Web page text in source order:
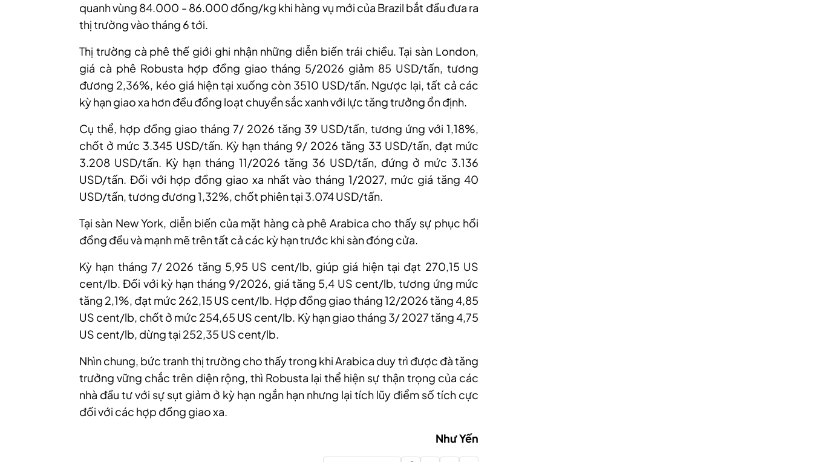
quanh vùng 84.000 - 86.000 đồng/kg khi hàng vụ mới của Brazil bắt đầu đưa ra
thị trường vào tháng 6 tới.
Thị trường cà phê thế giới ghi nhận những diễn biến trái chiều. Tại sàn London,
giá cà phê Robusta hợp đồng giao tháng 5/2026 giảm 85 USD/tấn, tương
đương 2,36%, kéo giá hiện tại xuống còn 3510 USD/tấn. Ngược lại, tất cả các
kỳ hạn giao xa hơn đều đồng loạt chuyển sắc xanh với lực tăng trưởng ổn định.
Cụ thể, hợp đồng giao tháng 7/ 2026 tăng 39 USD/tấn, tương ứng với 1,18%,
chốt ở mức 3.345 USD/tấn. Kỳ hạn tháng 9/ 2026 tăng 33 USD/tấn, đạt mức
3.208 USD/tấn. Kỳ hạn tháng 11/2026 tăng 36 USD/tấn, đứng ở mức 3.136
USD/tấn. Đối với hợp đồng giao xa nhất vào tháng 1/2027, mức giá tăng 40
USD/tấn, tương đương 1,32%, chốt phiên tại 3.074 USD/tấn.
Tại sàn New York, diễn biến của mặt hàng cà phê Arabica cho thấy sự phục hồi
đồng đều và mạnh mẽ trên tất cả các kỳ hạn trước khi sàn đóng cửa.
Kỳ hạn tháng 7/ 2026 tăng 5,95 US cent/lb, giúp giá hiện tại đạt 270,15 US
cent/lb. Đối với kỳ hạn tháng 9/2026, giá tăng 5,4 US cent/lb, tương ứng mức
tăng 2,1%, đạt mức 262,15 US cent/lb. Hợp đồng giao tháng 12/2026 tăng 4,85
US cent/lb, chốt ở mức 254,65 US cent/lb. Kỳ hạn giao tháng 3/ 2027 tăng 4,75
US cent/lb, dừng tại 252,35 US cent/lb.
Nhìn chung, bức tranh thị trường cho thấy trong khi Arabica duy trì được đà tăng
trưởng vững chắc trên diện rộng, thì Robusta lại thể hiện sự thận trọng của các
nhà đầu tư với sự sụt giảm ở kỳ hạn ngắn hạn nhưng lại tích lũy điểm số tích cực
đối với các hợp đồng giao xa.
Như Yến